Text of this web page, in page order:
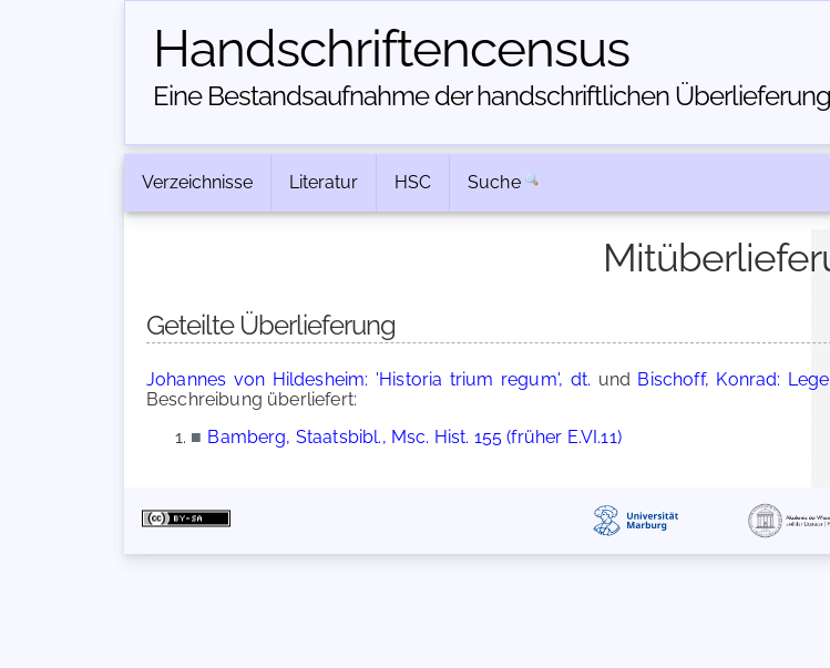
Handschriften­census
Eine Bestandsaufnahme der handschriftlichen
Verzeichnisse Literatur HSC Suche
Geteilte Überlieferung
Johannes von Hildesheim: 'Historia trium regum', dt. und Bischoff, Konrad:
Beschreibung überliefert:
■ Bamberg, Staatsbibl., Msc. Hist. 155 (früher E.VI.11)